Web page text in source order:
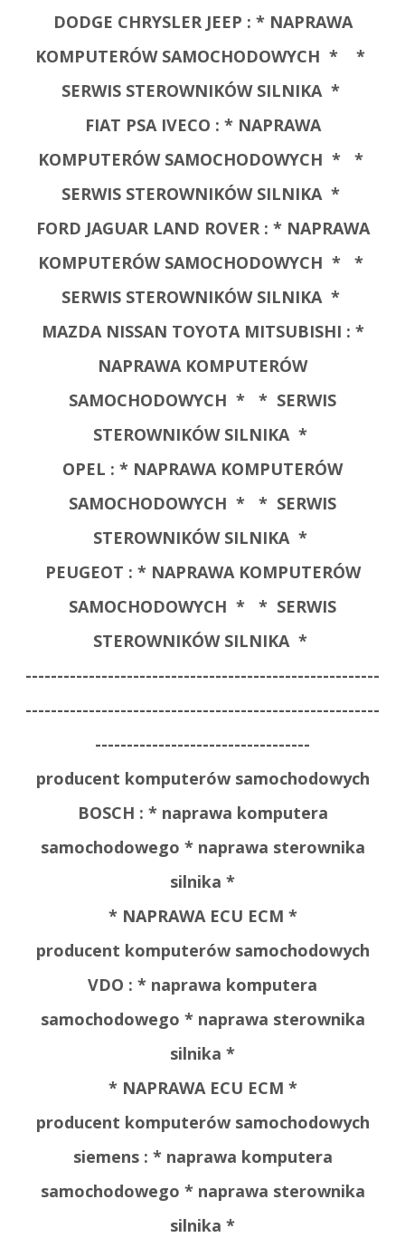
DODGE CHRYSLER JEEP : * NAPRAWA
KOMPUTERÓW SAMOCHODOWYCH *
*
SERWIS STEROWNIKÓW SILNIKA *
FIAT PSA IVECO : * NAPRAWA
KOMPUTERÓW SAMOCHODOWYCH *
*
SERWIS STEROWNIKÓW SILNIKA *
FORD JAGUAR LAND ROVER : * NAPRAWA
KOMPUTERÓW SAMOCHODOWYCH *
*
SERWIS STEROWNIKÓW SILNIKA *
MAZDA NISSAN TOYOTA MITSUBISHI : *
NAPRAWA KOMPUTERÓW
SAMOCHODOWYCH *
* SERWIS
STEROWNIKÓW SILNIKA *
OPEL : * NAPRAWA KOMPUTERÓW
SAMOCHODOWYCH *
* SERWIS
STEROWNIKÓW SILNIKA *
PEUGEOT : * NAPRAWA KOMPUTERÓW
SAMOCHODOWYCH *
* SERWIS
STEROWNIKÓW SILNIKA *
--------------------------------------------------------
--------------------------------------------------------
----------------------------------
producent komputerów samochodowych
BOSCH : * naprawa komputera
samochodowego * naprawa sterownika
silnika *
* NAPRAWA ECU ECM *
producent komputerów samochodowych
VDO : * naprawa komputera
samochodowego * naprawa sterownika
silnika *
* NAPRAWA ECU ECM *
producent komputerów samochodowych
siemens : * naprawa komputera
samochodowego * naprawa sterownika
silnika *